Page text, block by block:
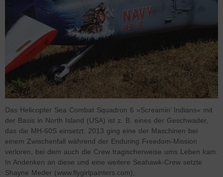
Das Helicopter Sea Combat Squadron 6 »Screamin’ Indians« mit
der Basis in North Island (USA) ist z. B. eines der Geschwader,
das die MH-60S einsetzt. 2013 ging eine der Maschinen bei
einem Zwischenfall während der Enduring Freedom-Mission
verloren, bei dem auch die Crew tragischerweise ums Leben kam.
In Andenken an diese und eine weitere Seahawk-Crew setzte
Shayne Meder (www.flygirlpainters.com),